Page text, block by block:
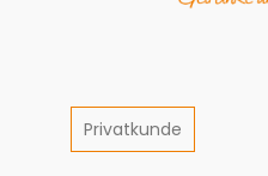
Privatkunde